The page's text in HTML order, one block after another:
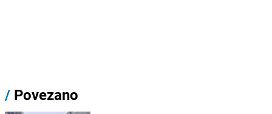
/ Povezano